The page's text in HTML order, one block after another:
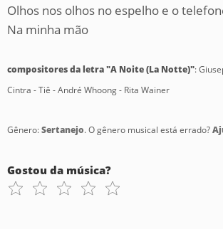
Olhos nos olhos no espelho e o
Na minha mão
compositores da letra "A Noite (La Notte)":
Cintra - Tiê - André Whoong - Rita Wainer
Gênero:Sertanejo. O gênero musical está errado?
Gostou da música?